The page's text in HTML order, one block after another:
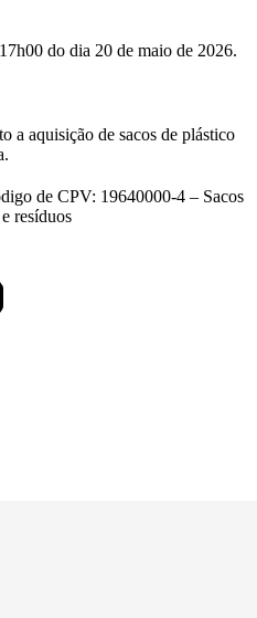
do dia 20 de maio de 2026.
a aquisição de sacos de plástico
de CPV: 19640000-4 – Sacos
resíduos